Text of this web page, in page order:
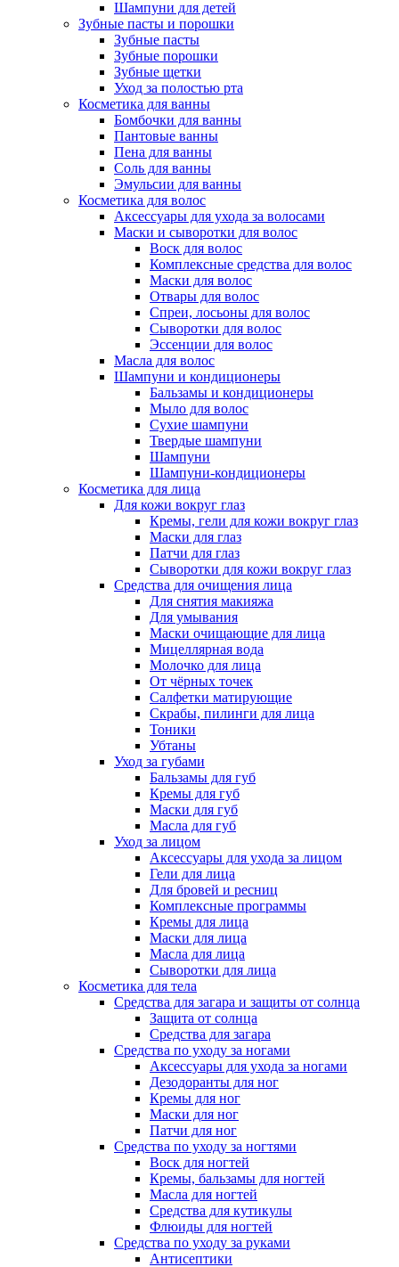
Шампуни для детей
Зубные пасты и порошки
Зубные пасты
Зубные порошки
Зубные щетки
Уход за полостью рта
Косметика для ванны
Бомбочки для ванны
Пантовые ванны
Пена для ванны
Соль для ванны
Эмульсии для ванны
Косметика для волос
Аксессуары для ухода за волосами
Маски и сыворотки для волос
Воск для волос
Комплексные средства для волос
Маски для волос
Отвары для волос
Спреи, лосьоны для волос
Сыворотки для волос
Эссенции для волос
Масла для волос
Шампуни и кондиционеры
Бальзамы и кондиционеры
Мыло для волос
Сухие шампуни
Твердые шампуни
Шампуни
Шампуни-кондиционеры
Косметика для лица
Для кожи вокруг глаз
Кремы, гели для кожи вокруг глаз
Маски для глаз
Патчи для глаз
Сыворотки для кожи вокруг глаз
Средства для очищения лица
Для снятия макияжа
Для умывания
Маски очищающие для лица
Мицеллярная вода
Молочко для лица
От чёрных точек
Салфетки матирующие
Скрабы, пилинги для лица
Тоники
Убтаны
Уход за губами
Бальзамы для губ
Кремы для губ
Маски для губ
Масла для губ
Уход за лицом
Аксессуары для ухода за лицом
Гели для лица
Для бровей и ресниц
Комплексные программы
Кремы для лица
Маски для лица
Масла для лица
Сыворотки для лица
Косметика для тела
Средства для загара и защиты от солнца
Защита от солнца
Средства для загара
Средства по уходу за ногами
Аксессуары для ухода за ногами
Дезодоранты для ног
Кремы для ног
Маски для ног
Патчи для ног
Средства по уходу за ногтями
Воск для ногтей
Кремы, бальзамы для ногтей
Масла для ногтей
Средства для кутикулы
Флюиды для ногтей
Средства по уходу за руками
Антисептики